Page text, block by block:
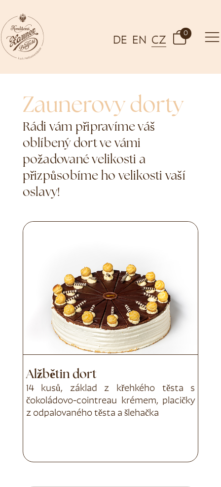
DE EN CZ
0
Zaunerovy dorty
Rádi vám připravíme váš
oblíbený dort ve vámi
požadované velikosti a
přizpůsobíme ho velikosti vaší
oslavy!
Alžbětin dort
14 kusů, základ z křehkého těsta s
čokoládovo-cointreau krémem, placičky
z odpalovaného těsta a šlehačka